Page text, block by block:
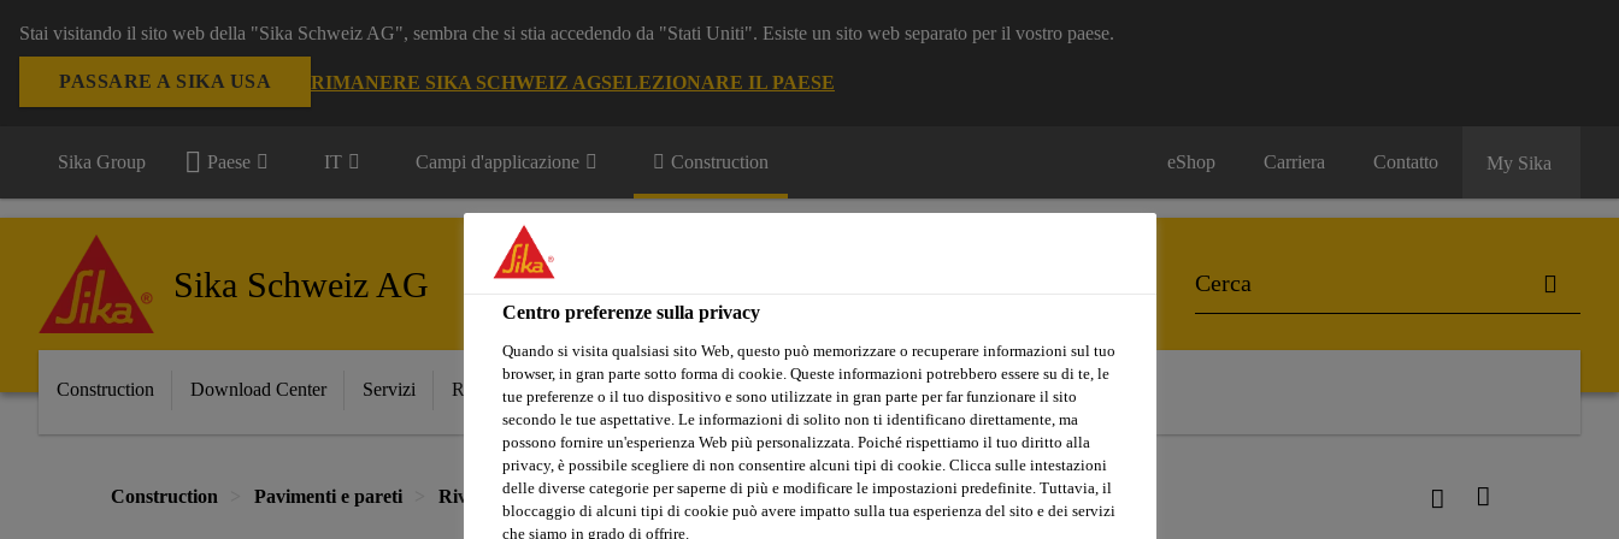
Stai visitando il sito web della "Sika Schweiz AG", sembra che si stia accedendo da "Stati Uniti". Esiste un sito web separato per il vostro paese.
PASSARE A SIKA USA RIMANERE SIKA SCHWEIZ AGSELEZIONARE IL PAESE
Sika Group Paese IT Campi d'applicazione Construction eShop Carriera Contatto My Sika
Sika Schweiz AG
Construction Download Center Servizi Referenze Sika Apps Interlocutore
Construction Pavimenti e pareti Rivestimenti Sabbia / accessori Sika® Reemat Lite
Centro preferenze sulla privacy
Quando si visita qualsiasi sito Web, questo può memorizzare o recuperare informazioni sul tuo
browser, in gran parte sotto forma di cookie. Queste informazioni potrebbero essere su di te, le
tue preferenze o il tuo dispositivo e sono utilizzate in gran parte per far funzionare il sito
secondo le tue aspettative. Le informazioni di solito non ti identificano direttamente, ma
possono fornire un'esperienza Web più personalizzata. Poiché rispettiamo il tuo diritto alla
privacy, è possibile scegliere di non consentire alcuni tipi di cookie. Clicca sulle intestazioni
delle diverse categorie per saperne di più e modificare le impostazioni predefinite. Tuttavia, il
bloccaggio di alcuni tipi di cookie può avere impatto sulla tua esperienza del sito e dei servizi
che siamo in grado di offrire.